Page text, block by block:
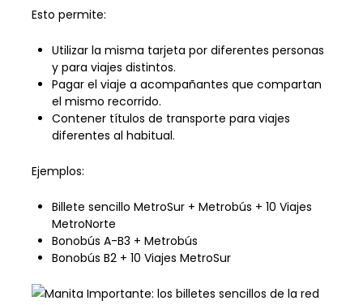
Esto permite:
Utilizar la misma tarjeta por diferentes personas
y para viajes distintos.
Pagar el viaje a acompañantes que compartan
el mismo recorrido.
Contener títulos de transporte para viajes
diferentes al habitual.
Ejemplos:
Billete sencillo MetroSur + Metrobús + 10 Viajes
MetroNorte
Bonobús A-B3 + Metrobús
Bonobús B2 + 10 Viajes MetroSur
Importante: los billetes sencillos de la red